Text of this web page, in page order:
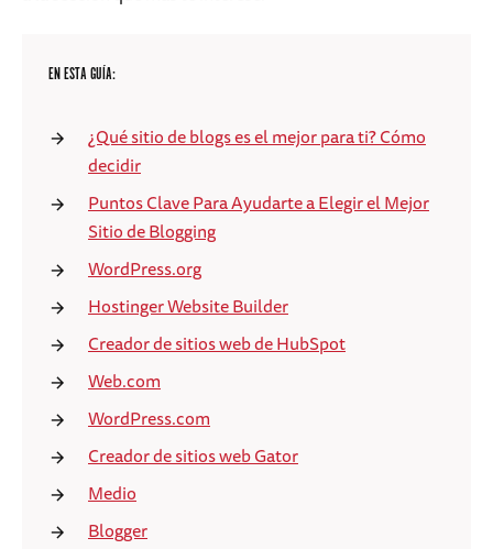
EN ESTA GUÍA:
¿Qué sitio de blogs es el mejor para ti? Cómo
decidir
Puntos Clave Para Ayudarte a Elegir el Mejor
Sitio de Blogging
WordPress.org
Hostinger Website Builder
Creador de sitios web de HubSpot
Web.com
WordPress.com
Creador de sitios web Gator
Medio
Blogger